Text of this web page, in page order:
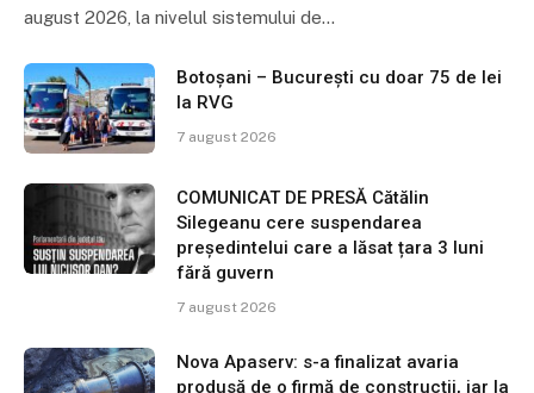
august 2026, la nivelul sistemului de…
Botoșani – București cu doar 75 de lei
la RVG
7 august 2026
COMUNICAT DE PRESĂ Cătălin
Silegeanu cere suspendarea
președintelui care a lăsat țara 3 luni
fără guvern
7 august 2026
Nova Apaserv: s-a finalizat avaria
produsă de o firmă de construcții, iar la